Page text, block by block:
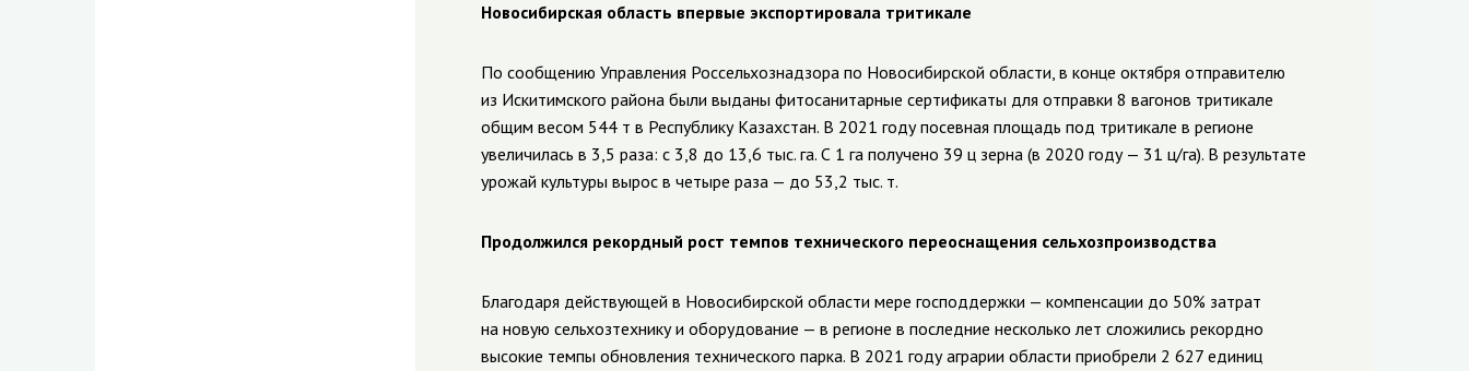
Новосибирская область впервые экспортировала тритикале
По сообщению Управления Россельхознадзора по Новосибирской области, в конце октября отправителю
из Искитимского района были выданы фитосанитарные сертификаты для отправки 8 вагонов тритикале
общим весом 544 т в Республику Казахстан. В 2021 году посевная площадь под тритикале в регионе
увеличилась в 3,5 раза: с 3,8 до 13,6 тыс. га. С 1 га получено 39 ц зерна (в 2020 году — 31 ц/га). В результате
урожай культуры вырос в четыре раза — до 53,2 тыс. т.
Продолжился рекордный рост темпов технического переоснащения сельхозпроизводства
Благодаря действующей в Новосибирской области мере господдержки — компенсации до 50% затрат
на новую сельхозтехнику и оборудование — в регионе в последние несколько лет сложились рекордно
высокие темпы обновления технического парка. В 2021 году аграрии области приобрели 2 627 единиц